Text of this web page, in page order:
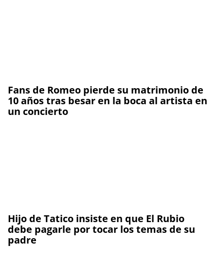
Fans de Romeo pierde su matrimonio de
10 años tras besar en la boca al artista en
un concierto
Hijo de Tatico insiste en que El Rubio
debe pagarle por tocar los temas de su
padre